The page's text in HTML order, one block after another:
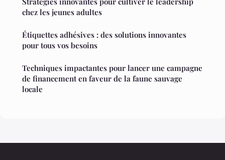
chez les jeunes adultes
Étiquettes adhésives : des solutions innovantes
pour tous vos besoins
Techniques impactantes pour lancer une campagne
de financement en faveur de la faune sauvage
locale